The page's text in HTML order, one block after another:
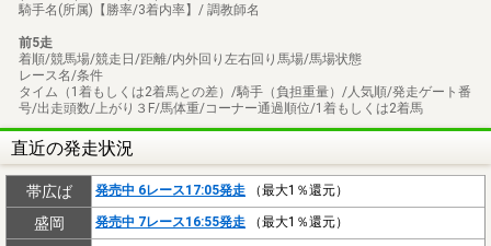
騎手名(所属)【勝率/3着内率】/ 調教師名
前5走
着順/競馬場/競走日/距離/内外回り左右回り馬場/馬場状態
レース名/条件
タイム（1着もしくは2着馬との差）/騎手（負担重量）/人気順/発走ゲート番
号/出走頭数/上がり３F/馬体重/コーナー通過順位/1着もしくは2着馬
直近の発走状況
帯広ば 発売中 6レース17:05発走 （最大1％還元）
盛岡 発売中 7レース16:55発走 （最大1％還元）